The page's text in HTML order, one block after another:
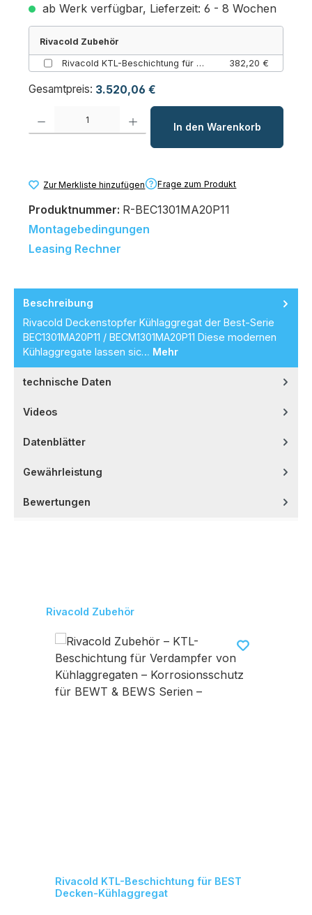
ab Werk verfügbar, Lieferzeit: 6 - 8 Wochen
Rivacold Zubehör
Rivacold KTL-Beschichtung für BEST Decken-Kühlaggregat (130) 382,20 €
Gesamtpreis: 3.520,06 €
Produkt Anzahl: Gib den gewünschten Wert ein oder benutze die
In den Warenkorb
Zur Merkliste hinzufügen Frage zum Produkt
Produktnummer: R-BEC1301MA20P11
Montagebedingungen
Leasing Rechner
Beschreibung
Rivacold Deckenstopfer Kühlaggregat der Best-Serie
BEC1301MA20P11 / BECM1301MA20P11 Diese modernen
Kühlaggregate lassen sic… Mehr
technische Daten
Videos
Datenblätter
Gewährleistung
Bewertungen
Produktgalerie überspringen
Rivacold Zubehör
Rivacold KTL-Beschichtung für BEST
Decken-Kühlaggregat